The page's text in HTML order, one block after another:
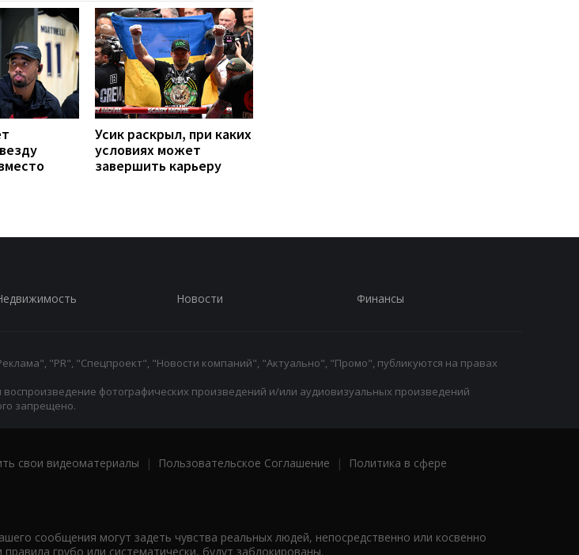
Усик раскрыл, при каких
условиях может
завершить карьеру
Новости Финансы
"PR", "Спецпроект", "Новости компаний", "Актуально", "Промо", публикуются на правах
фотографических произведений и/или аудиовизуальных произведений
запрещено.
свои видеоматериалы | Пользовательское Соглашение |
Политика в сфере
сообщения могут задеть чувства реальных людей, непосредственно или косвенно
грубо или систематически, будут заблокированы.